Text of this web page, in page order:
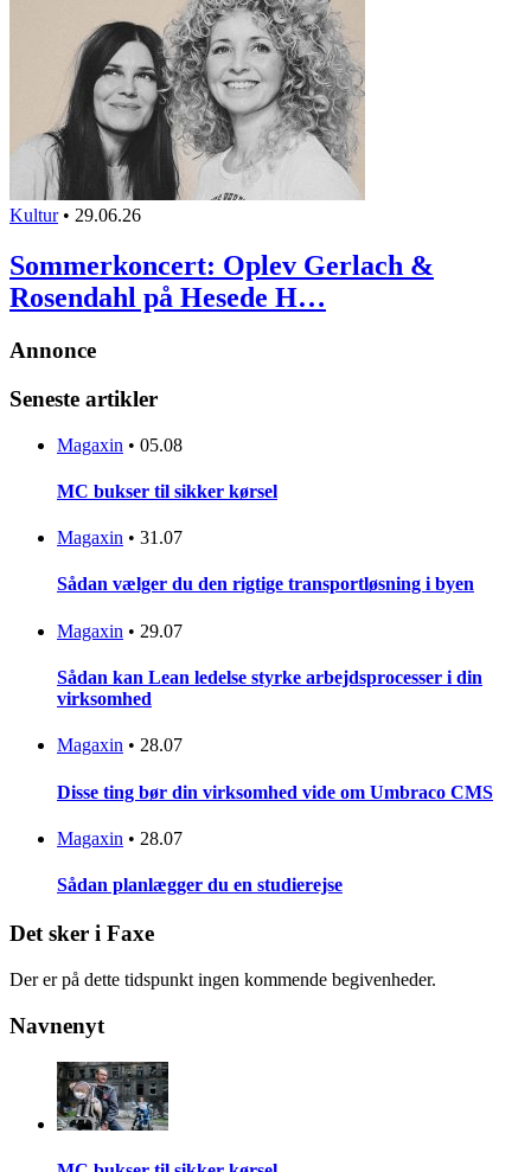
Kultur • 29.06.26
Sommerkoncert: Oplev Gerlach &
Rosendahl på Hesede H…
Annonce
Seneste artikler
Magaxin • 05.08
MC bukser til sikker kørsel
Magaxin • 31.07
Sådan vælger du den rigtige transportløsning i byen
Magaxin • 29.07
Sådan kan Lean ledelse styrke arbejdsprocesser i din
virksomhed
Magaxin • 28.07
Disse ting bør din virksomhed vide om Umbraco CMS
Magaxin • 28.07
Sådan planlægger du en studierejse
Det sker i Faxe
Der er på dette tidspunkt ingen kommende begivenheder.
Navnenyt